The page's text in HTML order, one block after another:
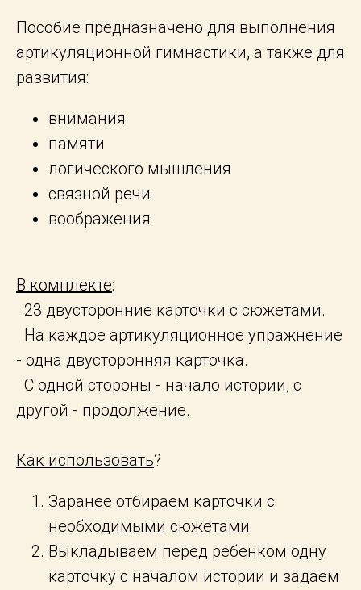
Пособие предназначено для выполнения
артикуляционной гимнастики, а также для
развития:
внимания
памяти
логического мышления
связной речи
воображения
В комплекте:
23 двусторонние карточки с сюжетами.
На каждое артикуляционное упражнение
- одна двусторонняя карточка.
С одной стороны - начало истории, с
другой - продолжение.
Как использовать?
Заранее отбираем карточки с
необходимыми сюжетами
Выкладываем перед ребенком одну
карточку с началом истории и задаем